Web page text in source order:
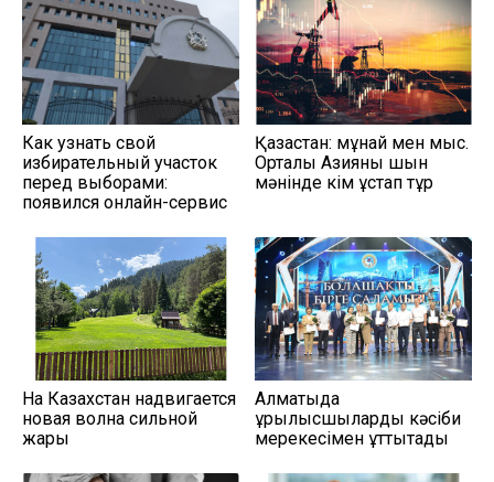
Как узнать свой
избирательный участок
перед выборами:
появился онлайн-сервис
Қазақстан: мұнай мен мыс.
Орталық Азияны шын
мәнінде кім ұстап тұр
На Казахстан надвигается
новая волна сильной
жары
Алматыда
құрылысшыларды кәсіби
мерекесімен құттықтады